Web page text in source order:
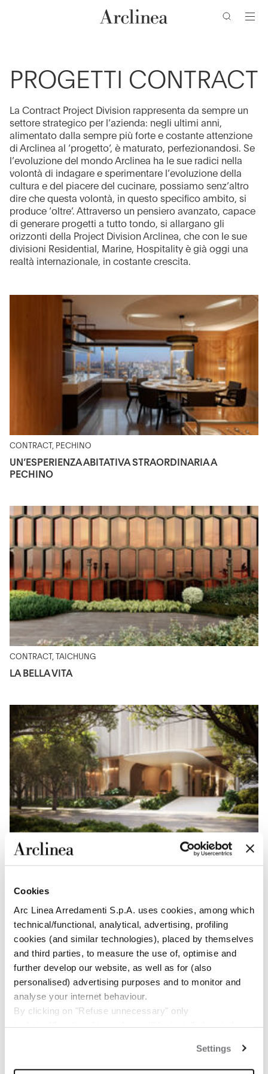
Cookies
Arc Linea Arredamenti S.p.A. uses cookies, among which
technical/functional, analytical, advertising, profiling
cookies (and similar technologies), placed by themselves
and third parties, to measure the use of, optimise and
further develop our website, as well as for (also
personalised) advertising purposes and to monitor and
analyse your internet behaviour.
By clicking on "Refuse unnecessary" only
By clicking on "Accept all" you consent to the use of all
the cookies.
Settings
paginaPROGETTI CONTRACT
La Contract Project Division rappresenta da sempre un
settore strategico per l’azienda: negli ultimi anni,
alimentato dalla sempre più forte e costante attenzione
di Arclinea al ‘progetto’, è maturato, perfezionandosi. Se
l’evoluzione del mondo Arclinea ha le sue radici nella
volontà di indagare e sperimentare l’evoluzione della
cultura e del piacere del cucinare, possiamo senz’altro
dire che questa volontà, in questo specifico ambito, si
produce ‘oltre’. Attraverso un pensiero avanzato, capace
di generare progetti a tutto tondo, si allargano gli
orizzonti della Project Division Arclinea, che con le sue
divisioni Residential, Marine, Hospitality è già oggi una
realtà internazionale, in costante crescita.
CONTRACT, PECHINO
UN’ESPERIENZA ABITATIVA STRAORDINARIA A
PECHINO
CONTRACT, TAICHUNG
LA BELLA VITA
CONTRACT, MIAMI
ARCLINEA PER THE WHITELEY LONDON